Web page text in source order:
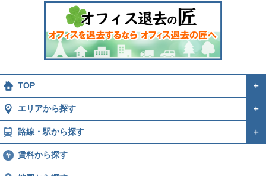
TOP ＋
エリアから探す ＋
路線・駅から探す ＋
賃料から探す